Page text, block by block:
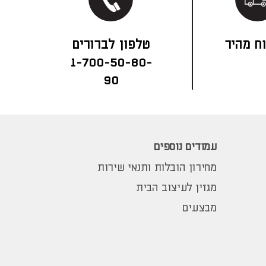
מהיר
1-700-50-80-
90
עמודים נוספים
מחירון הובלות ותנאי שירות
מגזין לעיצוב הבית
מבצעים